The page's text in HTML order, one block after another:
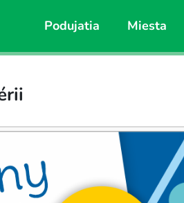
Podujatia Miesta